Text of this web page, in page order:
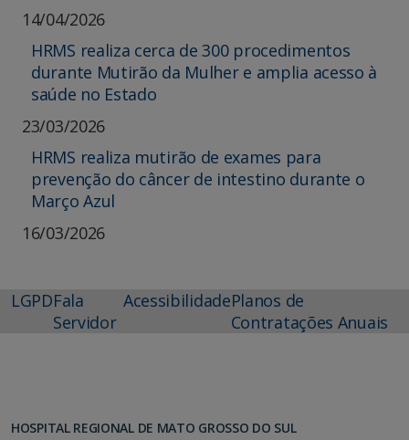
14/04/2026
HRMS realiza cerca de 300 procedimentos
durante Mutirão da Mulher e amplia acesso à
saúde no Estado
23/03/2026
HRMS realiza mutirão de exames para
prevenção do câncer de intestino durante o
Março Azul
16/03/2026
LGPDFala
Servidor
AcessibilidadePlanos de
Contratações Anuais
HOSPITAL REGIONAL DE MATO GROSSO DO SUL